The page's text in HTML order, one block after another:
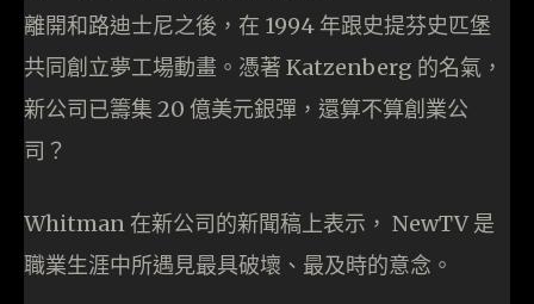
離開和路迪士尼之後，在 1994 年跟史提芬史匹堡
共同創立夢工場動畫。憑著 Katzenberg 的名氣，
新公司已籌集 20 億美元銀彈，還算不算創業公
司？
Whitman 在新公司的新聞稿上表示， NewTV 是
職業生涯中所遇見最具破壞、最及時的意念。